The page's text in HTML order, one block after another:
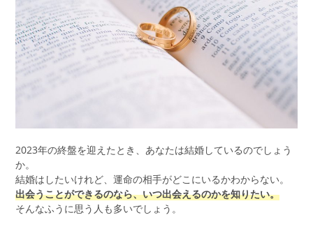
2023年の終盤を迎えたとき、あなたは結婚しているのでしょう
か。
結婚はしたいけれど、運命の相手がどこにいるかわからない。
出会うことができるのなら、いつ出会えるのかを知りたい。
そんなふうに思う人も多いでしょう。